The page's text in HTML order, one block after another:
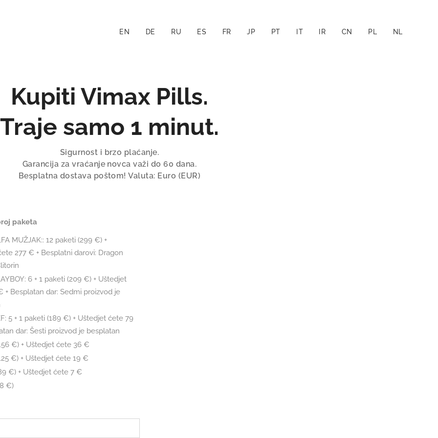
EN DE RU ES FR JP PT IT IR CN PL NL
Kupiti Vimax Pills.
Traje samo 1 minut.
Sigurnost i brzo plaćanje.
Garancija za vraćanje novca važi do 60 dana.
Besplatna dostava poštom! Valuta: Euro (EUR)
paketa
MUŽJAK:: 12 paketi (299 €) +
277 € + Besplatni darovi: Dragon
6 + 1 paketi (209 €) + Uštedjet
+ Besplatan dar: Sedmi proizvod je
5 + 1 paketi (189 €) + Uštedjet ćete 79
dar: Šesti proizvod je besplatan
€) + Uštedjet ćete 36 €
€) + Uštedjet ćete 19 €
€) + Uštedjet ćete 7 €
€)